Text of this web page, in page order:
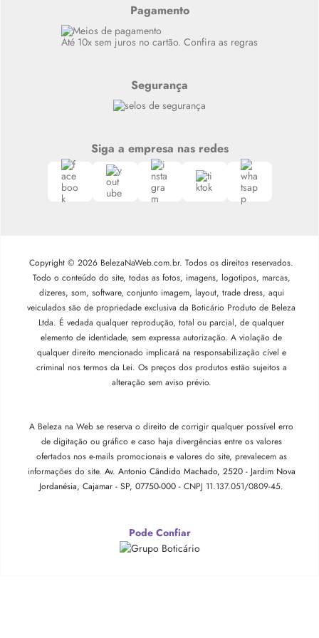
Siga nosso canal no Whatsapp
Pagamento
Até 10x sem juros no cartão. Confira as regras
Segurança
Siga a empresa nas redes
Copyright © 2026 BelezaNaWeb.com.br. Todos os direitos reservados.
Todo o conteúdo do site, todas as fotos, imagens, logotipos, marcas,
dizeres, som, software, conjunto imagem, layout, trade dress, aqui
veiculados são de propriedade exclusiva da Boticário Produto de Beleza
Ltda. É vedada qualquer reprodução, total ou parcial, de qualquer
elemento de identidade, sem expressa autorização. A violação de
qualquer direito mencionado implicará na responsabilização cível e
criminal nos termos da Lei. Os preços dos produtos estão sujeitos a
alteração sem aviso prévio.
A Beleza na Web se reserva o direito de corrigir qualquer possível erro
de digitação ou gráfico e caso haja divergências entre os valores
ofertados nos e-mails promocionais e valores do site, prevalecem as
informações do site. Av. Antonio Cândido Machado, 2520 - Jardim Nova
Jordanésia, Cajamar - SP, 07750-000 - CNPJ 11.137.051/0809-45.
Pode Confiar